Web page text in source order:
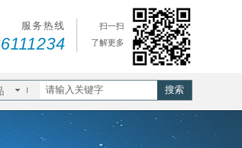
扫一扫
了解更多
服务热线
搜索